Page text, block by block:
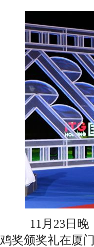
11月23日晚，
鸡奖颁奖礼在厦